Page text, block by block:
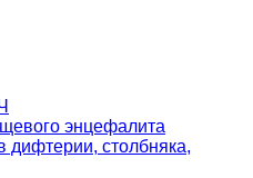
энцефалита
дифтерии, столбняка,